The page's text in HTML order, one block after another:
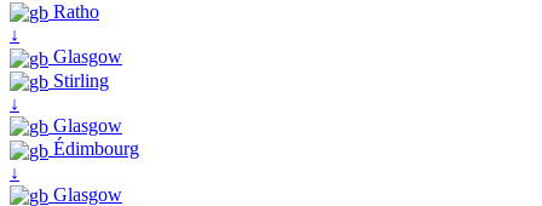
Ratho
↓
Glasgow
Stirling
↓
Glasgow
Édimbourg
↓
Glasgow